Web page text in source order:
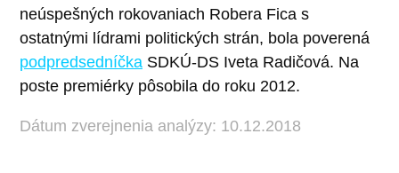
neúspešných rokovaniach Robera Fica s
ostatnými lídrami politických strán, bola poverená
podpredsedníčka SDKÚ-DS Iveta Radičová. Na
poste premiérky pôsobila do roku 2012.
Dátum zverejnenia analýzy: 10.12.2018